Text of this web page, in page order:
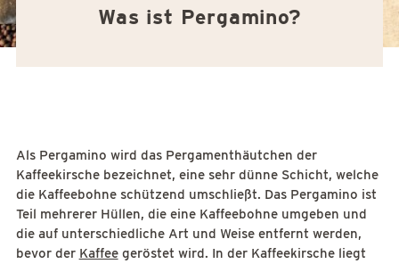
Was ist Pergamino?
Als Pergamino wird das Pergamenthäutchen der
Kaffeekirsche bezeichnet, eine sehr dünne Schicht, welche
die Kaffeebohne schützend umschließt. Das Pergamino ist
Teil mehrerer Hüllen, die eine Kaffeebohne umgeben und
die auf unterschiedliche Art und Weise entfernt werden,
bevor der Kaffeegeröstet wird. In der Kaffeekirsche liegt